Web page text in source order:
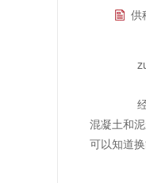
供
zui
混凝土和
可以知道